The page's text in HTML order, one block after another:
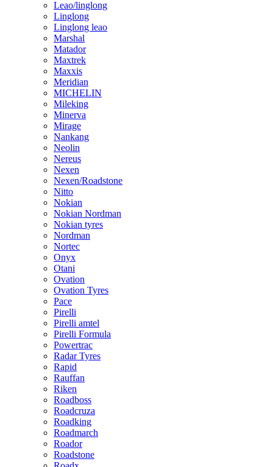
Leao/linglong
Linglong
Linglong leao
Marshal
Matador
Maxtrek
Maxxis
Meridian
MICHELIN
Mileking
Minerva
Mirage
Nankang
Neolin
Nereus
Nexen
Nexen/Roadstone
Nitto
Nokian
Nokian Nordman
Nokian tyres
Nordman
Nortec
Onyx
Otani
Ovation
Ovation Tyres
Pace
Pirelli
Pirelli amtel
Pirelli Formula
Powertrac
Radar Tyres
Rapid
Rauffan
Riken
Roadboss
Roadcruza
Roadking
Roadmarch
Roador
Roadstone